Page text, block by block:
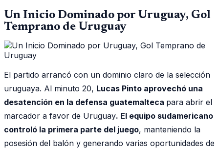
Un Inicio Dominado por Uruguay, Gol
Temprano de Uruguay
El partido arrancó con un dominio claro de la selección
uruguaya. Al minuto 20, Lucas Pinto aprovechó una
desatención en la defensa guatemalteca para abrir el
marcador a favor de Uruguay. El equipo sudamericano
controló la primera parte del juego, manteniendo la
posesión del balón y generando varias oportunidades de